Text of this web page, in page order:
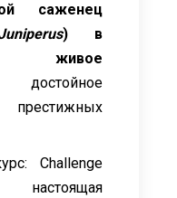
саженец
) в
живое
престижных
Challenge